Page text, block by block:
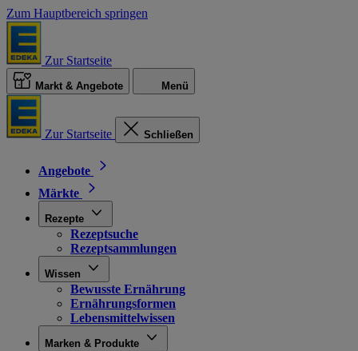
Zum Hauptbereich springen
Zur Startseite
Markt & Angebote Menü
Zur Startseite Schließen
Angebote
Märkte
Rezepte
Rezeptsuche
Rezeptsammlungen
Wissen
Bewusste Ernährung
Ernährungsformen
Lebensmittelwissen
Marken & Produkte